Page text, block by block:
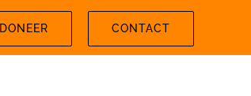
DONEER CONTACT